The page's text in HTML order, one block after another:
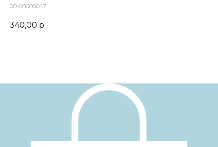
00-00000047
340,00 р.